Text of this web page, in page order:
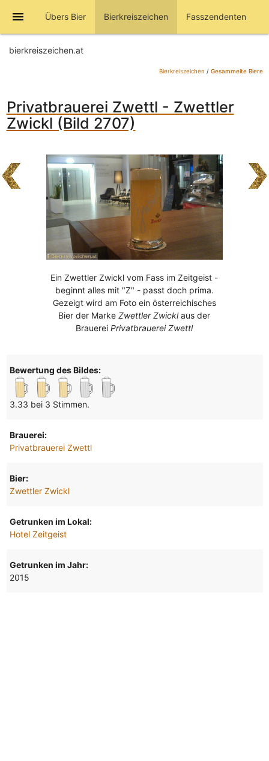
menu Übers Bier Bierkreiszeichen Fasszendenten
bierkreiszeichen.at
Bierkreiszeichen / Gesammelte Biere
Privatbrauerei Zwettl - Zwettler
Zwickl (Bild 2707)
Ein Zwettler Zwickl vom Fass im Zeitgeist -
beginnt alles mit "Z" - passt doch prima.
Gezeigt wird am Foto ein österreichisches
Bier der MarkeZwettler Zwicklaus der
BrauereiPrivatbrauerei Zwettl
Bewertung des Bildes:
3.33 bei 3 Stimmen.
Brauerei:
Privatbrauerei Zwettl
Bier:
Zwettler Zwickl
Getrunken im Lokal:
Hotel Zeitgeist
Getrunken im Jahr:
2015